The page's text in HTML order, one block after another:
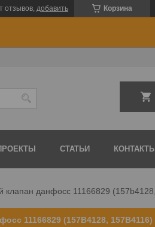
Корзина
отзывов, добавить
СТАТЬИ КОНТАКТЫ
11166829 (157B4128, 157B4116)